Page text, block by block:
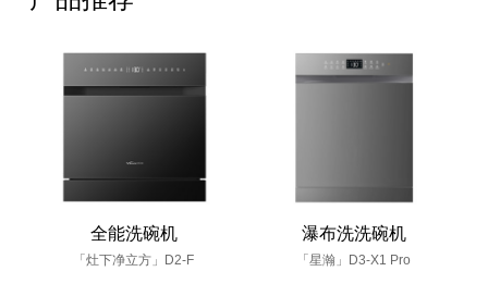
全能洗碗机
「灶下净立方」D2-F
瀑布洗洗碗机
「星瀚」D3-X1 Pro